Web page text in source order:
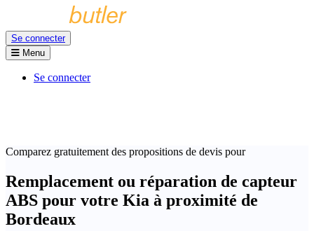
Se connecter
Menu
Se connecter
Comparez gratuitement des propositions de devis pour
Remplacement ou réparation de capteur
ABS pour votre Kia à proximité de
Bordeaux